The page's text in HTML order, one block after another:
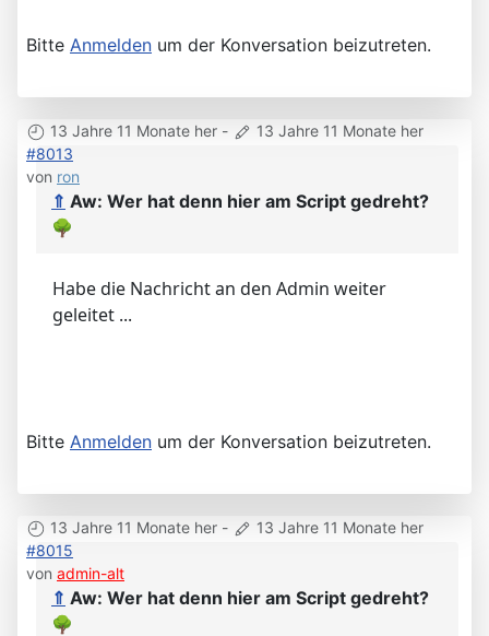
Bitte Anmelden um der Konversation beizutreten.
13 Jahre 11 Monate her -
13 Jahre 11 Monate her
#8013
von ron
⇑ Aw: Wer hat denn hier am Script gedreht?
🌳
Habe die Nachricht an den Admin weiter
geleitet ...
Bitte Anmelden um der Konversation beizutreten.
13 Jahre 11 Monate her -
13 Jahre 11 Monate her
#8015
von admin-alt
⇑ Aw: Wer hat denn hier am Script gedreht?
🌳